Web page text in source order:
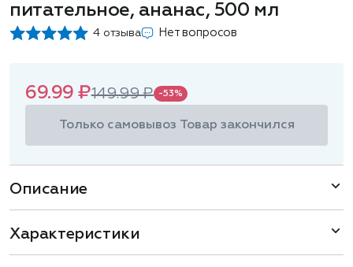
питательное, ананас, 500 мл
4 отзыва Нет вопросов
69.99 ₽149.99 ₽ -53%
Только самовывоз Товар закончился
Описание
Характеристики